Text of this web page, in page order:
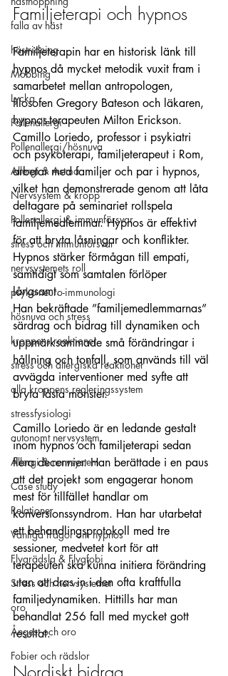
falla av häst
hästridning
Mobbing
Lycka
Pollenallergi
Pollenallergi/hösnuva
Allergi & Astma
Nervsystem & kropp
Pollenallergi & immunförsvar
stress och immunförsvar
nervsystemets roll
psyko-neuro-immunologi
hösnuva och stress
kroppens reaktioner
stress och allergiska reaktioner
alla kroppens regleringssystem
stressfysiologi
autonomt nervsystem
Allergi & nervsystem
Case study
Relationer
Vanliga frågor om hypnos
Flygrädsla & Flygfobi
Stress och nervsystemet
oro
Ångest och oro
Fobier och rädslor
Familjeterapi och hypnos
Familjeterapin har en historisk länk till
hypnos då mycket metodik vuxit fram i
samarbetet mellan antropologen,
filosofen Gregory Bateson och läkaren,
hypnos-terapeuten Milton Erickson.
Camillo Loriedo, professor i psykiatri
och psykoterapi, familjeterapeut i Rom,
arbetar med familjer och par i hypnos,
vilket han demonstrerade genom att låta
deltagare på seminariet rollspela
familjemedlemmar. Hypnos är effektivt
för att bryta låsningar och konflikter.
Hypnos stärker förmågan till empati,
samtidigt som samtalen förlöper
långsamt.
Han bekräftade ”familjemedlemmarnas”
särdrag och bidrag till dynamiken och
uppmärksammade små förändringar i
hållning och tonfall, som används till väl
avvägda interventioner med syfte att
bryta låsta mönster.
Camillo Loriedo är en ledande gestalt
inom hypnos och familjeterapi sedan
flera decennier. Han berättade i en paus
att det projekt som engagerar honom
mest för tillfället handlar om
konversionssyndrom. Han har utarbetat
ett behandlingsprotokoll med tre
sessioner, medvetet kort för att
terapeuten ska kunna initiera förändring
utan att dras in i den ofta kraftfulla
familjedynamiken. Hittills har man
behandlat 256 fall med mycket gott
resultat.